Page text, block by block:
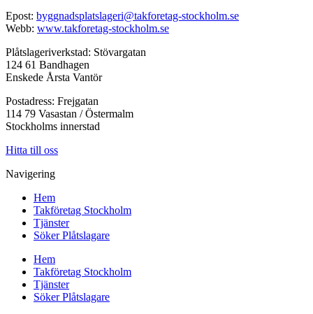
Epost: byggnadsplatslageri@takforetag-stockholm.se
Webb: www.takforetag-stockholm.se
Plåtslageriverkstad: Stövargatan
124 61 Bandhagen
Enskede Årsta Vantör
Postadress: Frejgatan
114 79 Vasastan / Östermalm
Stockholms innerstad
Hitta till oss
Navigering
Hem
Takföretag Stockholm
Tjänster
Söker Plåtslagare
Hem
Takföretag Stockholm
Tjänster
Söker Plåtslagare